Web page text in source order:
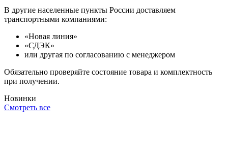
В другие населенные пункты России доставляем
транспортными компаниями:
«Новая линия»
«СДЭК»
или другая по согласованию с менеджером
Обязательно проверяйте состояние товара и комплектность
при получении.
Новинки
Смотреть все